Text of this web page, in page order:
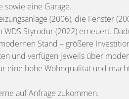
sowie eine Garage.
(2006), die Fenster
Styrodur (2022) erneuert.
Stand – größere
und verfügen jeweils über
eine hohe Wohnqualität und
auf Anfrage zukommen.